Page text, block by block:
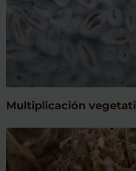
Multiplicación